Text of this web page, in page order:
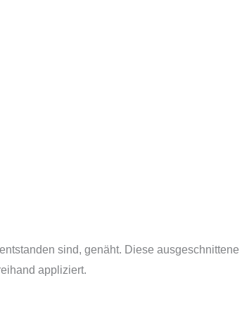
sind, genäht. Diese ausgeschnittene
appliziert.